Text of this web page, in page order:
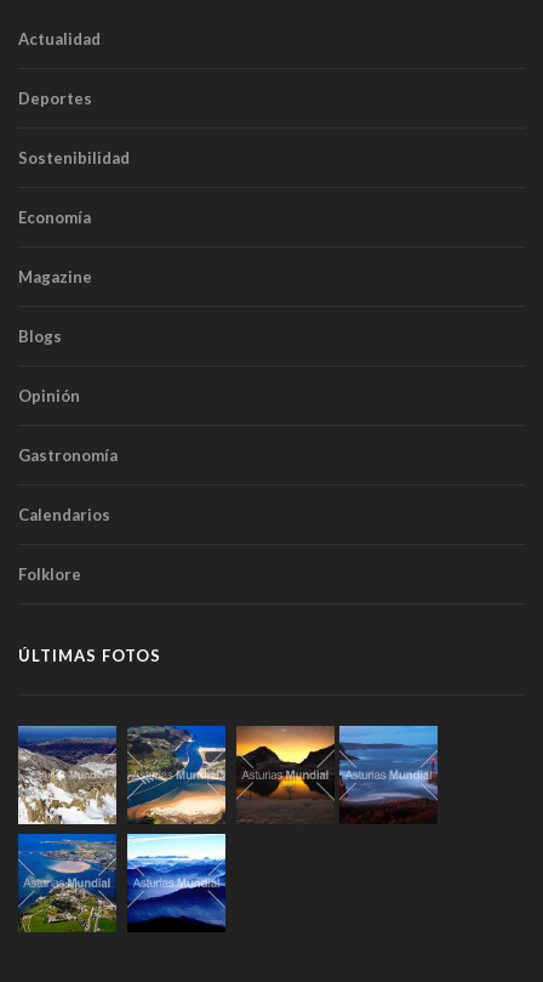
Actualidad
Deportes
Sostenibilidad
Economía
Magazine
Blogs
Opinión
Gastronomía
Calendarios
Folklore
ÚLTIMAS FOTOS